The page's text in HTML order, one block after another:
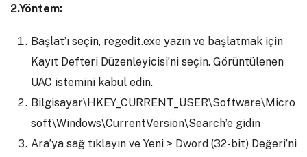
2.Yöntem:
Başlat’ı seçin, regedit.exe yazın ve başlatmak için
Kayıt Defteri Düzenleyicisi’ni seçin. Görüntülenen
UAC istemini kabul edin.
Bilgisayar\HKEY_CURRENT_USER\Software\Micro
soft\Windows\CurrentVersion\Search’e gidin
Ara’ya sağ tıklayın ve Yeni > Dword (32-bit) Değeri’ni